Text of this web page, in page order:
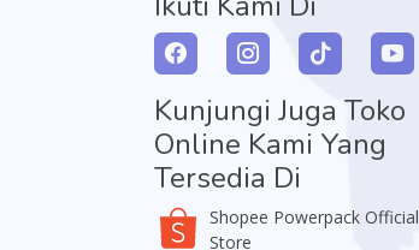
Kunjungi Juga Toko
Online Kami Yang
Tersedia Di
Shopee Powerpack Official
Store